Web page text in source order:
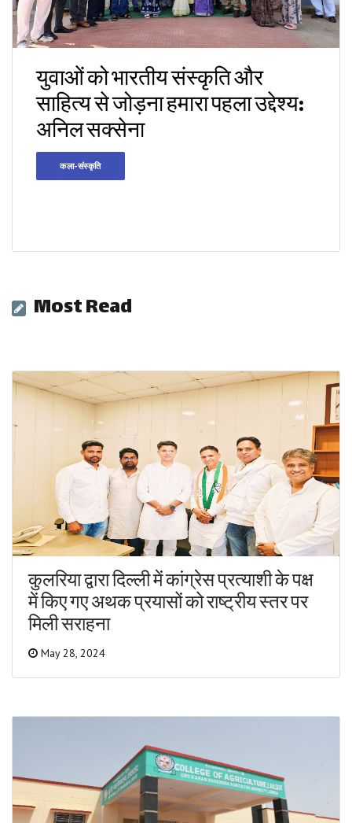
युवाओं को भारतीय संस्कृति और
साहित्य से जोड़ना हमारा पहला उद्देश्य:
अनिल सक्सेना
कला-संस्कृति
Most Read
कुलरिया द्वारा दिल्ली में कांग्रेस प्रत्याशी के पक्ष
में किए गए अथक प्रयासों को राष्ट्रीय स्तर पर
मिली सराहना
May 28, 2024